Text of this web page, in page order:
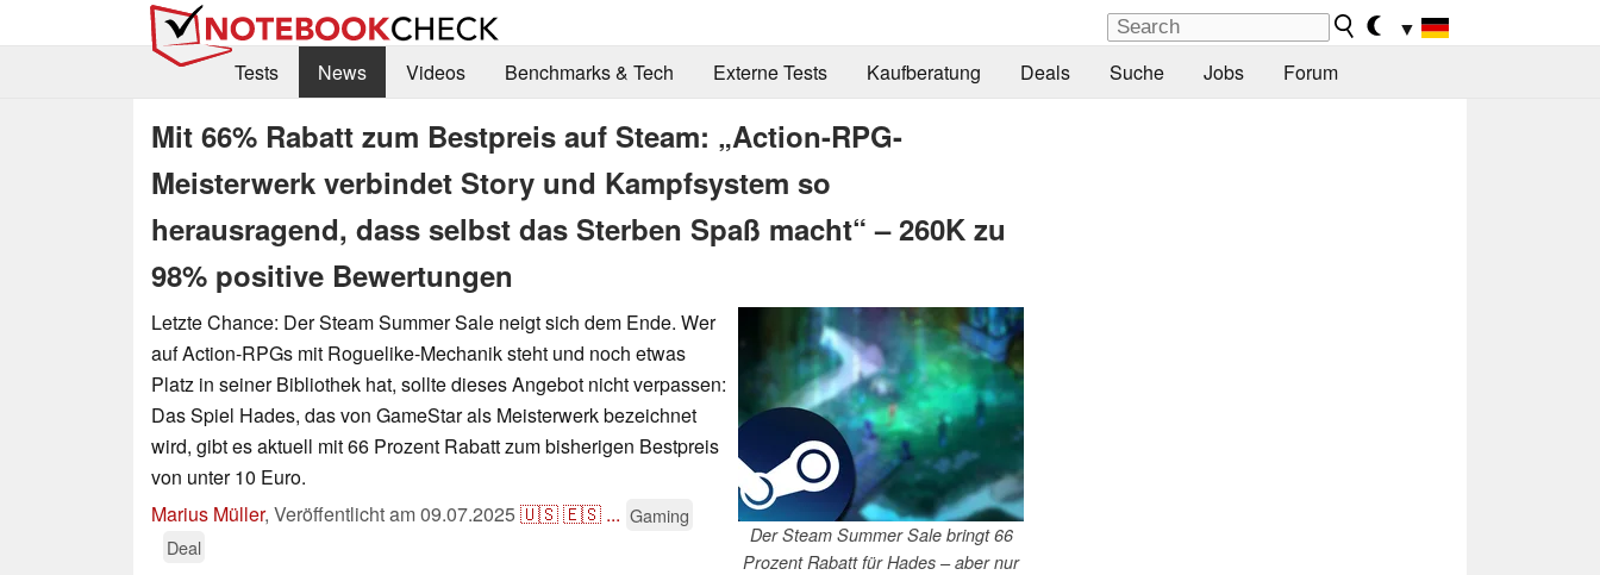
▼
Tests
News Videos Benchmarks & Tech Externe Tests Kaufberatung Deals Suche Jobs Forum
Mit 66% Rabatt zum Bestpreis auf Steam: „Action-RPG-
Meisterwerk verbindet Story und Kampfsystem so
herausragend, dass selbst das Sterben Spaß macht“ – 260K zu
98% positive Bewertungen
Der Steam Summer Sale bringt 66
Prozent Rabatt für Hades – aber nur
Letzte Chance: Der Steam Summer Sale neigt sich dem Ende. Wer
auf Action-RPGs mit Roguelike-Mechanik steht und noch etwas
Platz in seiner Bibliothek hat, sollte dieses Angebot nicht verpassen:
Das Spiel Hades, das von GameStar als Meisterwerk bezeichnet
wird, gibt es aktuell mit 66 Prozent Rabatt zum bisherigen Bestpreis
von unter 10 Euro.
Marius Müller, Veröffentlicht am09.07.2025🇺🇸🇪🇸 ... Gaming
Deal